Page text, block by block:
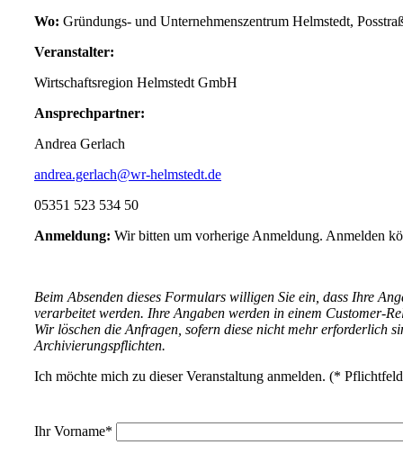
Wo: Gründungs- und Unternehmenszentrum Helmstedt,
Veranstalter:
Wirtschaftsregion Helmstedt GmbH
Ansprechpartner:
Andrea Gerlach
andrea.gerlach@wr-helmstedt.de
05351 523 534 50
Anmeldung: Wir bitten um vorherige Anmeldung. Anmelden
Beim Absenden dieses Formulars willigen Sie ein, dass Ihre
verarbeitet werden. Ihre Angaben werden in einem Customer-
Wir löschen die Anfragen, sofern diese nicht mehr erforderlich
Archivierungspflichten.
Ich möchte mich zu dieser Veranstaltung anmelden. (*
Ihr Vorname*